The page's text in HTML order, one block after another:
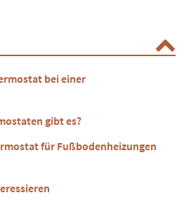
bei einer
gibt es?
für Fußbodenheizungen